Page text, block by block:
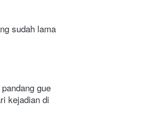
sudah lama
gue
kejadian di